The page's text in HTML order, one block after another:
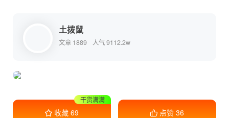
土拨鼠
文章 1889 人气 9112.2w
收藏 69
干货满满
点赞 36